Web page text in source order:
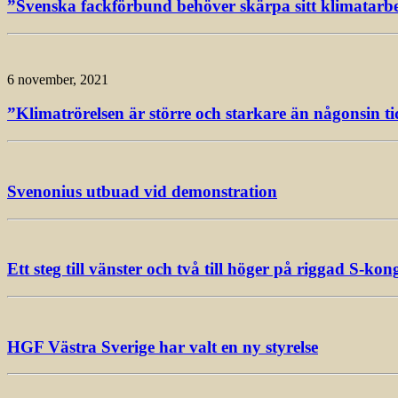
”Svenska fackförbund behöver skärpa sitt
6 november, 2021
”Klimatrörelsen är större och starkare än någonsin
Svenonius utbuad vid demonstration
Ett steg till vänster och två till höger på riggad S-
HGF Västra Sverige har valt en ny styrelse